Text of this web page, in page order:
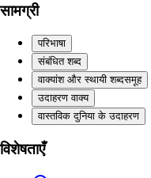
सामग्री
परिभाषा
संबंधित शब्द
वाक्यांश और स्थायी शब्दसमूह
उदाहरण वाक्य
वास्तविक दुनिया के उदाहरण
विशेषताएँ